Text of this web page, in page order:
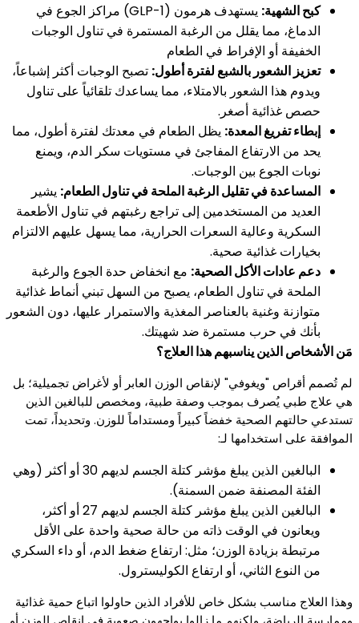
كبح الشهية:
يستهدف هرمون (GLP-1) مراكز الجوع في
الدماغ، مما يقلل من الرغبة المستمرة في تناول الوجبات
الخفيفة أو الإفراط في الطعام
تعزيز الشعور بالشبع لفترة أطول: تصبح الوجبات أكثر إشباعاً،
ويدوم هذا الشعور بالامتلاء، مما يساعدك تلقائياً على تناول
حصص غذائية أصغر.
إبطاء تفريغ المعدة: يظل الطعام في معدتك لفترة أطول، مما
يحد من الارتفاع المفاجئ في مستويات سكر الدم، ويمنع
نوبات الجوع بين الوجبات.
المساعدة في تقليل الرغبة الملحة في تناول الطعام: يشير
العديد من المستخدمين إلى تراجع رغبتهم في تناول الأطعمة
السكرية وعالية السعرات الحرارية، مما يسهل عليهم الالتزام
بخيارات غذائية صحية.
دعم عادات الأكل الصحية: مع انخفاض حدة الجوع والرغبة
الملحة في تناول الطعام، يصبح من السهل تبني أنماط غذائية
متوازنة وغنية بالعناصر المغذية والاستمرار عليها، دون الشعور
بأنك في حرب مستمرة ضد شهيتك.
مَن الأشخاص الذين يناسبهم هذا العلاج؟
لم تُصمم أقراص "ويغوفي" لإنقاص الوزن العابر أو لأغراض تجميلية؛ بل
هي علاج طبي يُصرف بموجب وصفة طبية، ومخصص للبالغين الذين
تستدعي حالتهم الصحية خفضاً كبيراً ومستداماً للوزن. وتحديداً، تمت
الموافقة على استخدامها لـ:
البالغين الذين يبلغ مؤشر كتلة الجسم لديهم 30 أو أكثر (وهي
الفئة المصنفة ضمن السمنة).
البالغين الذين يبلغ مؤشر كتلة الجسم لديهم 27 أو أكثر،
ويعانون في الوقت ذاته من حالة صحية واحدة على الأقل
مرتبطة بزيادة الوزن؛ مثل: ارتفاع ضغط الدم، أو داء السكري
من النوع الثاني، أو ارتفاع الكوليسترول.
وهذا العلاج مناسب بشكل خاص للأفراد الذين حاولوا اتباع حمية غذائية